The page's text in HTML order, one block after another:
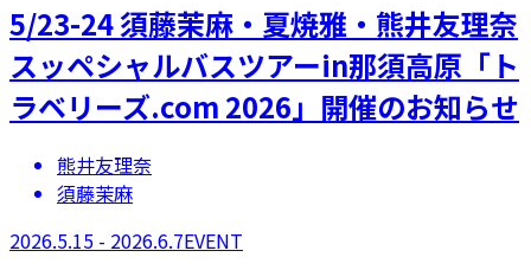
5/23-24 須藤茉麻・夏焼雅・熊井友理奈
スッペシャルバスツアーin那須高原「ト
ラベリーズ.com 2026」開催のお知らせ
熊井友理奈
須藤茉麻
2026.5.15 - 2026.6.7EVENT